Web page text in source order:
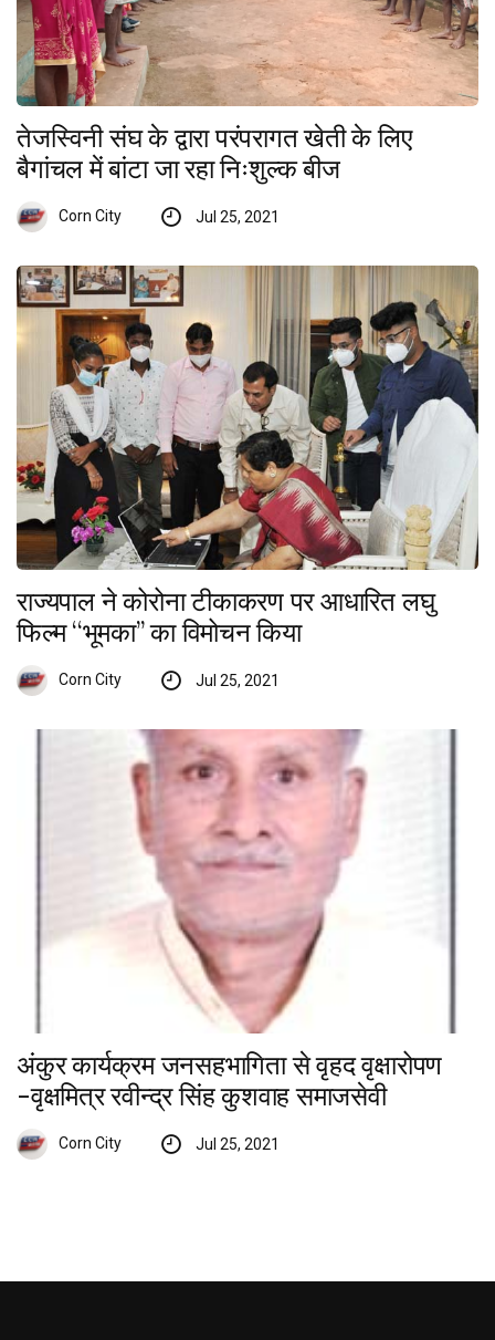
तेजस्विनी संघ के द्वारा परंपरागत खेती के लिए
बैगांचल में बांटा जा रहा निःशुल्क बीज
Corn City Jul 25, 2021
राज्यपाल ने कोरोना टीकाकरण पर आधारित लघु
फिल्म ‘‘भूमका’’ का विमोचन किया
Corn City Jul 25, 2021
अंकुर कार्यक्रम जनसहभागिता से वृहद वृक्षारोपण
-वृक्षमित्र रवीन्द्र सिंह कुशवाह समाजसेवी
Corn City Jul 25, 2021